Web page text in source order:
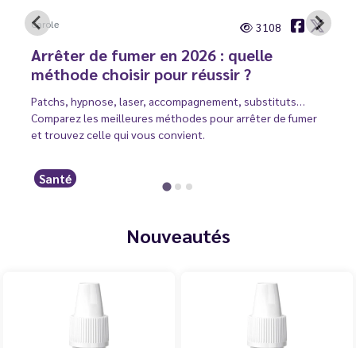
Carole 3108
Arrêter de fumer en 2026 : quelle
méthode choisir pour réussir ?
Patchs, hypnose, laser, accompagnement, substituts…
Comparez les meilleures méthodes pour arrêter de fumer
et trouvez celle qui vous convient.
Santé
Nouveautés